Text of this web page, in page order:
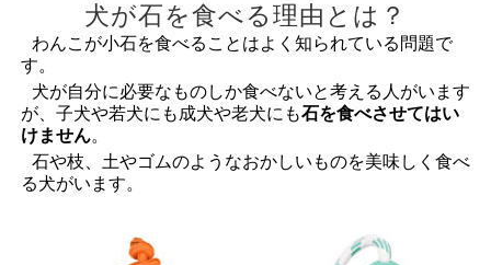
犬が石を食べる理由とは？
わんこが小石を食べることはよく知られている問題で
す。
犬が自分に必要なものしか食べないと考える人がいます
が、子犬や若犬にも成犬や老犬にも石を食べさせてはい
けません。
石や枝、土やゴムのようなおかしいものを美味しく食べ
る犬がいます。